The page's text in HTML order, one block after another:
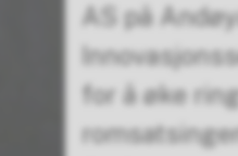
AS på
for å øke